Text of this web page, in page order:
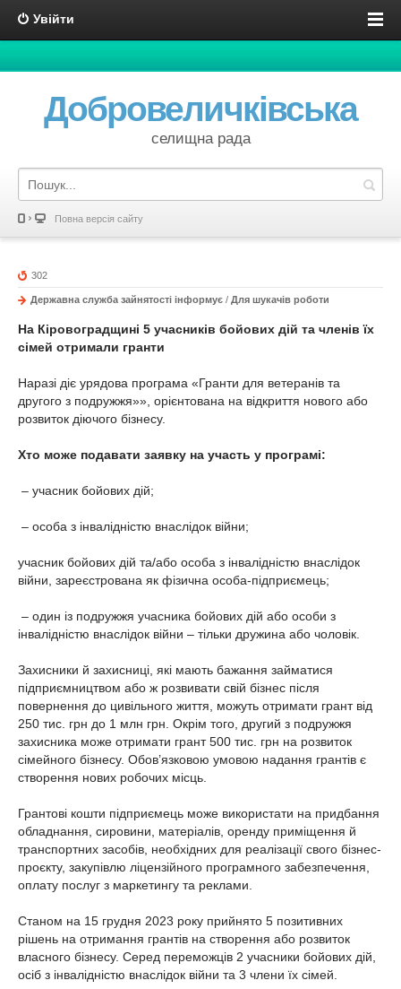
Увійти
Добровеличківська
селищна рада
Повна версія сайту
302
Державна служба зайнятості інформує / Для шукачів роботи
На Кіровоградщині 5 учасників бойових дій та членів їх
сімей отримали гранти
Наразі діє урядова програма «Гранти для ветеранів та
другого з подружжя»», орієнтована на відкриття нового або
розвиток діючого бізнесу.
Хто може подавати заявку на участь у програмі:
– учасник бойових дій;
– особа з інвалідністю внаслідок війни;
учасник бойових дій та/або особа з інвалідністю внаслідок
війни, зареєстрована як фізична особа-підприємець;
– один із подружжя учасника бойових дій або особи з
інвалідністю внаслідок війни – тільки дружина або чоловік.
Захисники й захисниці, які мають бажання займатися
підприємництвом або ж розвивати свій бізнес після
повернення до цивільного життя, можуть отримати грант від
250 тис. грн до 1 млн грн. Окрім того, другий з подружжя
захисника може отримати грант 500 тис. грн на розвиток
сімейного бізнесу. Обов’язковою умовою надання грантів є
створення нових робочих місць.
Грантові кошти підприємець може використати на придбання
обладнання, сировини, матеріалів, оренду приміщення й
транспортних засобів, необхідних для реалізації свого бізнес-
проєкту, закупівлю ліцензійного програмного забезпечення,
оплату послуг з маркетингу та реклами.
Станом на 15 грудня 2023 року прийнято 5 позитивних
рішень на отримання грантів на створення або розвиток
власного бізнесу. Серед переможців 2 учасники бойових дій,
осіб з інвалідністю внаслідок війни та 3 члени їх сімей.